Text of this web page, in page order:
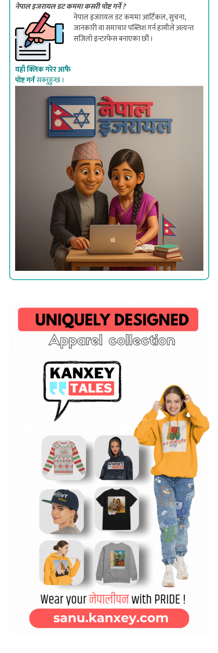
नेपाल इजरायल डट कममा कसरी पोष्ट गर्ने ?
यहाँ क्लिक गरेर आफै
पोष्ट गर्नसक्नुहुन्छ ।
नेपाल इजरायल डट कममा आर्टिकल, सुचना,
जानकारी वा समाचार पब्लिश गर्न हामीले अत्यन्त
सजिलो इन्टरफेस बनाएका छौं ।